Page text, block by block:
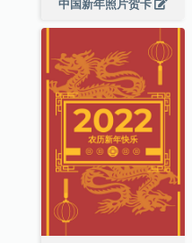
中国新年照片贺卡